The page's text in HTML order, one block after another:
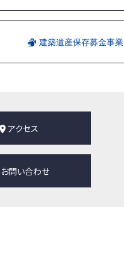
建築遺産保存募金事業
アクセス
お問い合わせ